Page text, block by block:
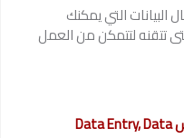
التي يمكنك
تتقنه لتتمكن من العمل
كورسات تعلم إدخال البيانات | كورس Data Entry, Data